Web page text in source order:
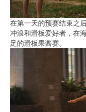
在第一天的预赛结束之
冲浪和滑板爱好者，在
足的滑板果酱赛。